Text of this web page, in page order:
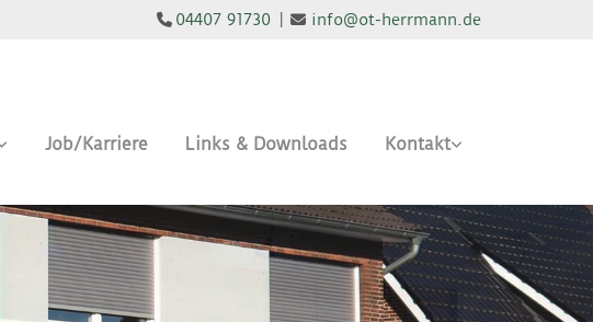
 04407 91730  info@ot-herrmann.de
Job/Karriere Links & Downloads Kontakt